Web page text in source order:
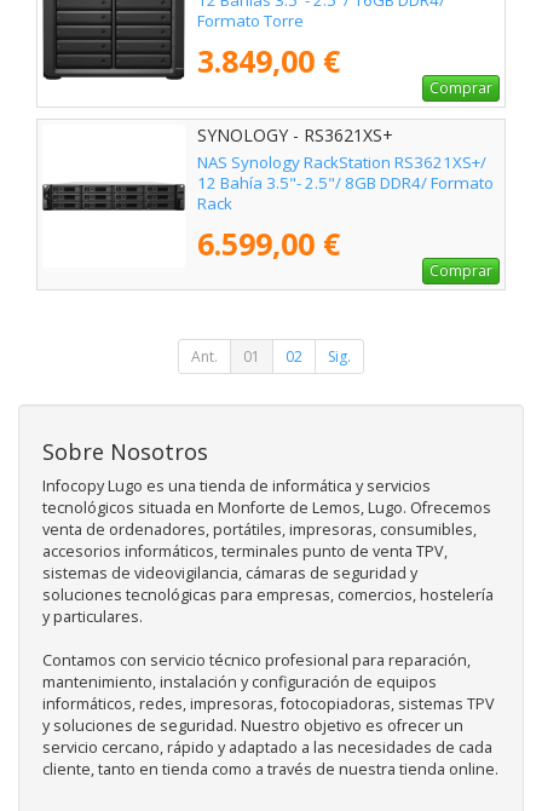
Formato Torre
3.849,00 €
Comprar
SYNOLOGY - RS3621XS+
NAS Synology RackStation RS3621XS+/
12 Bahía 3.5"- 2.5"/ 8GB DDR4/ Formato
Rack
6.599,00 €
Comprar
Ant. 01 02 Sig.
Sobre Nosotros
Infocopy Lugo es una tienda de informática y servicios
tecnológicos situada en Monforte de Lemos, Lugo. Ofrecemos
venta de ordenadores, portátiles, impresoras, consumibles,
accesorios informáticos, terminales punto de venta TPV,
sistemas de videovigilancia, cámaras de seguridad y
soluciones tecnológicas para empresas, comercios, hostelería
y particulares.
Contamos con servicio técnico profesional para reparación,
mantenimiento, instalación y configuración de equipos
informáticos, redes, impresoras, fotocopiadoras, sistemas TPV
y soluciones de seguridad. Nuestro objetivo es ofrecer un
servicio cercano, rápido y adaptado a las necesidades de cada
cliente, tanto en tienda como a través de nuestra tienda online.